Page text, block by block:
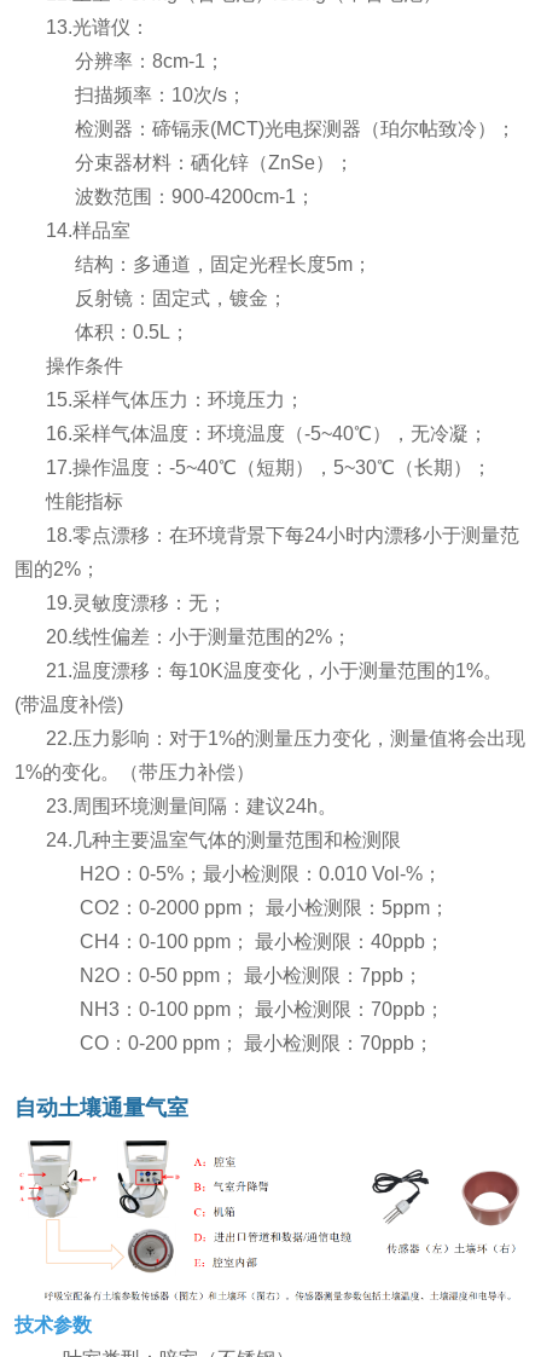
13.光谱仪：
分辨率：8cm-1；
扫描频率：10次/s；
检测器：碲镉汞(MCT)光电探测器 （珀尔帖致冷）；
分束器材料：硒化锌（ZnSe）；
波数范围：900-4200cm-1；
14.样品室
结构：多通道，固定光程长度5m；
反射镜：固定式，镀金；
体积：0.5L；
操作条件
15.采样气体压力：环境压力；
16.采样气体温度：环境温度（-5~40℃），无冷凝；
17.操作温度：-5~40℃（短期），5~30℃（长期）；
性能指标
18.零点漂移：在环境背景下每24小时内漂移小于测量范
围的2%；
19.灵敏度漂移：无；
20.线性偏差：小于测量范围的2%；
21.温度漂移：每10K温度变化，小于测量范围的1%。
(带温度补偿)
22.压力影响：对于1%的测量压力变化，测量值将会出现
1%的变化。（带压力补偿）
23.周围环境测量间隔：建议24h。
24.几种主要温室气体的测量范围和检测限
H2O：0-5%；最小检测限：0.010 Vol-%；
CO2：0-2000 ppm； 最小检测限：5ppm；
CH4：0-100 ppm； 最小检测限：40ppb；
N2O：0-50 ppm； 最小检测限：7ppb；
NH3：0-100 ppm； 最小检测限：70ppb；
CO：0-200 ppm； 最小检测限：70ppb；
自动土壤通量气室
技术参数